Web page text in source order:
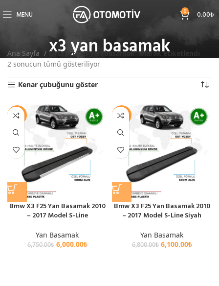
MENÜ 0 0.00₺
x3 yan basamak
Ana Sayfa
Ürünler “x3 yan basamak” olarak etiketlendi
2 sonucun tümü gösteriliyor
Kenar çubuğunu göster
-11%
Bmw X3 F25 Yan Basamak 2010
– 2017 Model S-Line
Yan Basamak
6,750.00₺ 6,000.00₺
-10%
Bmw X3 F25 Yan Basamak 2010
– 2017 Model S-Line Siyah
Yan Basamak
6,800.00₺ 6,100.00₺